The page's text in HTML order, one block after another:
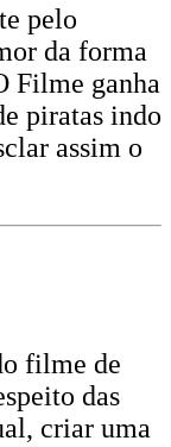
pelo
da forma
Filme ganha
piratas indo
assim o
filme de
das
criar uma